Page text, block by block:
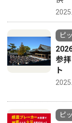
ピ
参
ト
ピ